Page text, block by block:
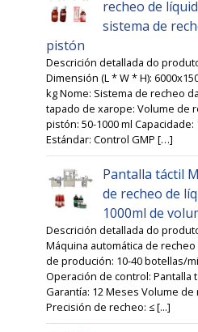
recheo de
sistema de
pistón
Descrición detallada do
Dimensión (L * W * H):
kg Nome: Sistema de recheo
tapado de xarope: Volume de
pistón: 50-1000 ml
Estándar: Control GMP […]
Pantalla táctil
de recheo de
1000ml de
Descrición detallada do
Máquina automática de
de produción: 10-40 botellas/
Operación de control: Pantalla
Garantía: 12 Meses Volume de
Precisión de recheo: ≤ [...]